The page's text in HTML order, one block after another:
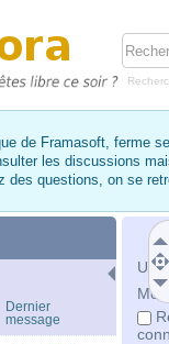
de Framasoft, ferme
les discussions
des questions, on se
Mot
Dernier
message